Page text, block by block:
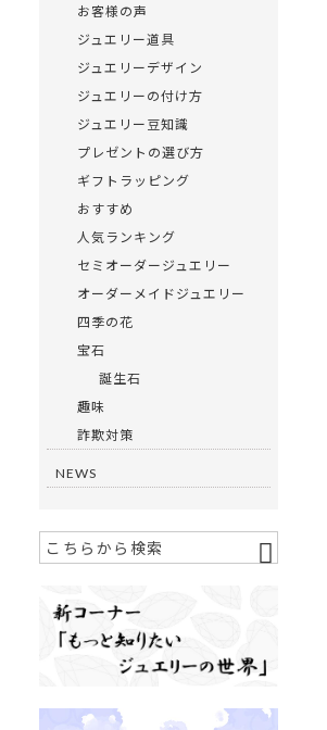
お客様の声
ジュエリー道具
ジュエリーデザイン
ジュエリーの付け方
ジュエリー豆知識
プレゼントの選び方
ギフトラッピング
おすすめ
人気ランキング
セミオーダージュエリー
オーダーメイドジュエリー
四季の花
宝石
誕生石
趣味
詐欺対策
NEWS